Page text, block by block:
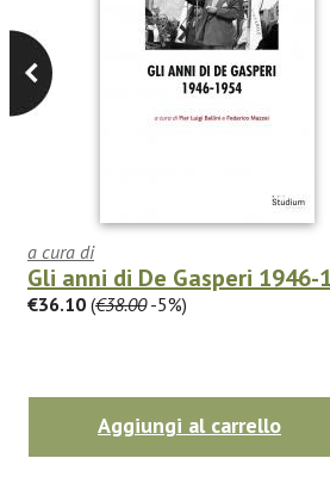
a cura di
Gli anni di De Gasperi 1946-
€36.10 (€38.00-5%)
Aggiungi al carrello